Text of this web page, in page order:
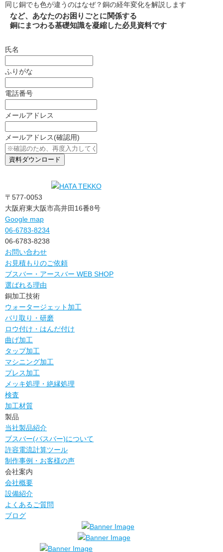
同じ銅でも色が違うのはなぜ？銅の経年変化を解説します
など、あなたのお困りごとに関係する
銅にまつわる基礎知識を凝縮した必見資料です
氏名
ふりがな
電話番号
メールアドレス
メールアドレス(確認用)
〒577-0053
大阪府東大阪市高井田16番8号
Google map
06-6783-8234
06-6783-8238
お問い合わせ
お見積もりのご依頼
ブスバー・アースバー WEB SHOP
選ばれる理由
銅加工技術
ウォータージェット加工
バリ取り・研磨
ロウ付け・はんだ付け
曲げ加工
タップ加工
マシニング加工
プレス加工
メッキ処理・絶縁処理
検査
加工材質
製品
当社製品紹介
ブスバー(バスバー)について
許容電流計算ツール
制作事例・お客様の声
会社案内
会社概要
設備紹介
よくあるご質問
ブログ